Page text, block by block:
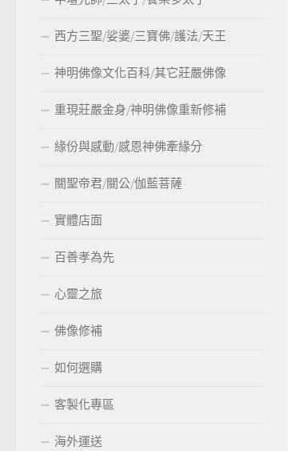
西方三聖/娑婆/三寶佛/護法/天王
神明佛像文化百科/其它莊嚴佛像
重現莊嚴金身/神明佛像重新修補
緣份與感動/感恩神佛牽緣分
關聖帝君/關公/伽藍菩薩
實體店面
百善孝為先
心靈之旅
佛像修補
如何選購
客製化專區
海外運送